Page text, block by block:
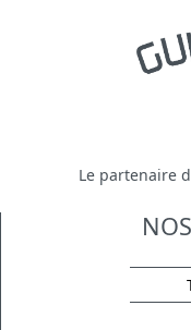
Le partenaire